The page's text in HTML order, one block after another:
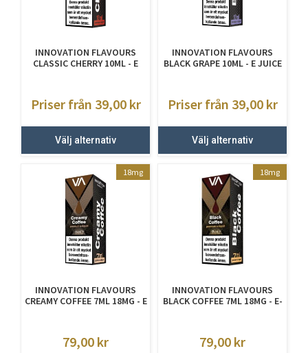
INNOVATION FLAVOURS
CLASSIC CHERRY 10ML - E
Priser från 39,00 kr
Välj alternativ
INNOVATION FLAVOURS
BLACK GRAPE 10ML - E JUICE
Priser från 39,00 kr
Välj alternativ
18mg
INNOVATION FLAVOURS
CREAMY COFFEE 7ML 18MG - E
79,00 kr
18mg
INNOVATION FLAVOURS
BLACK COFFEE 7ML 18MG - E-
79,00 kr